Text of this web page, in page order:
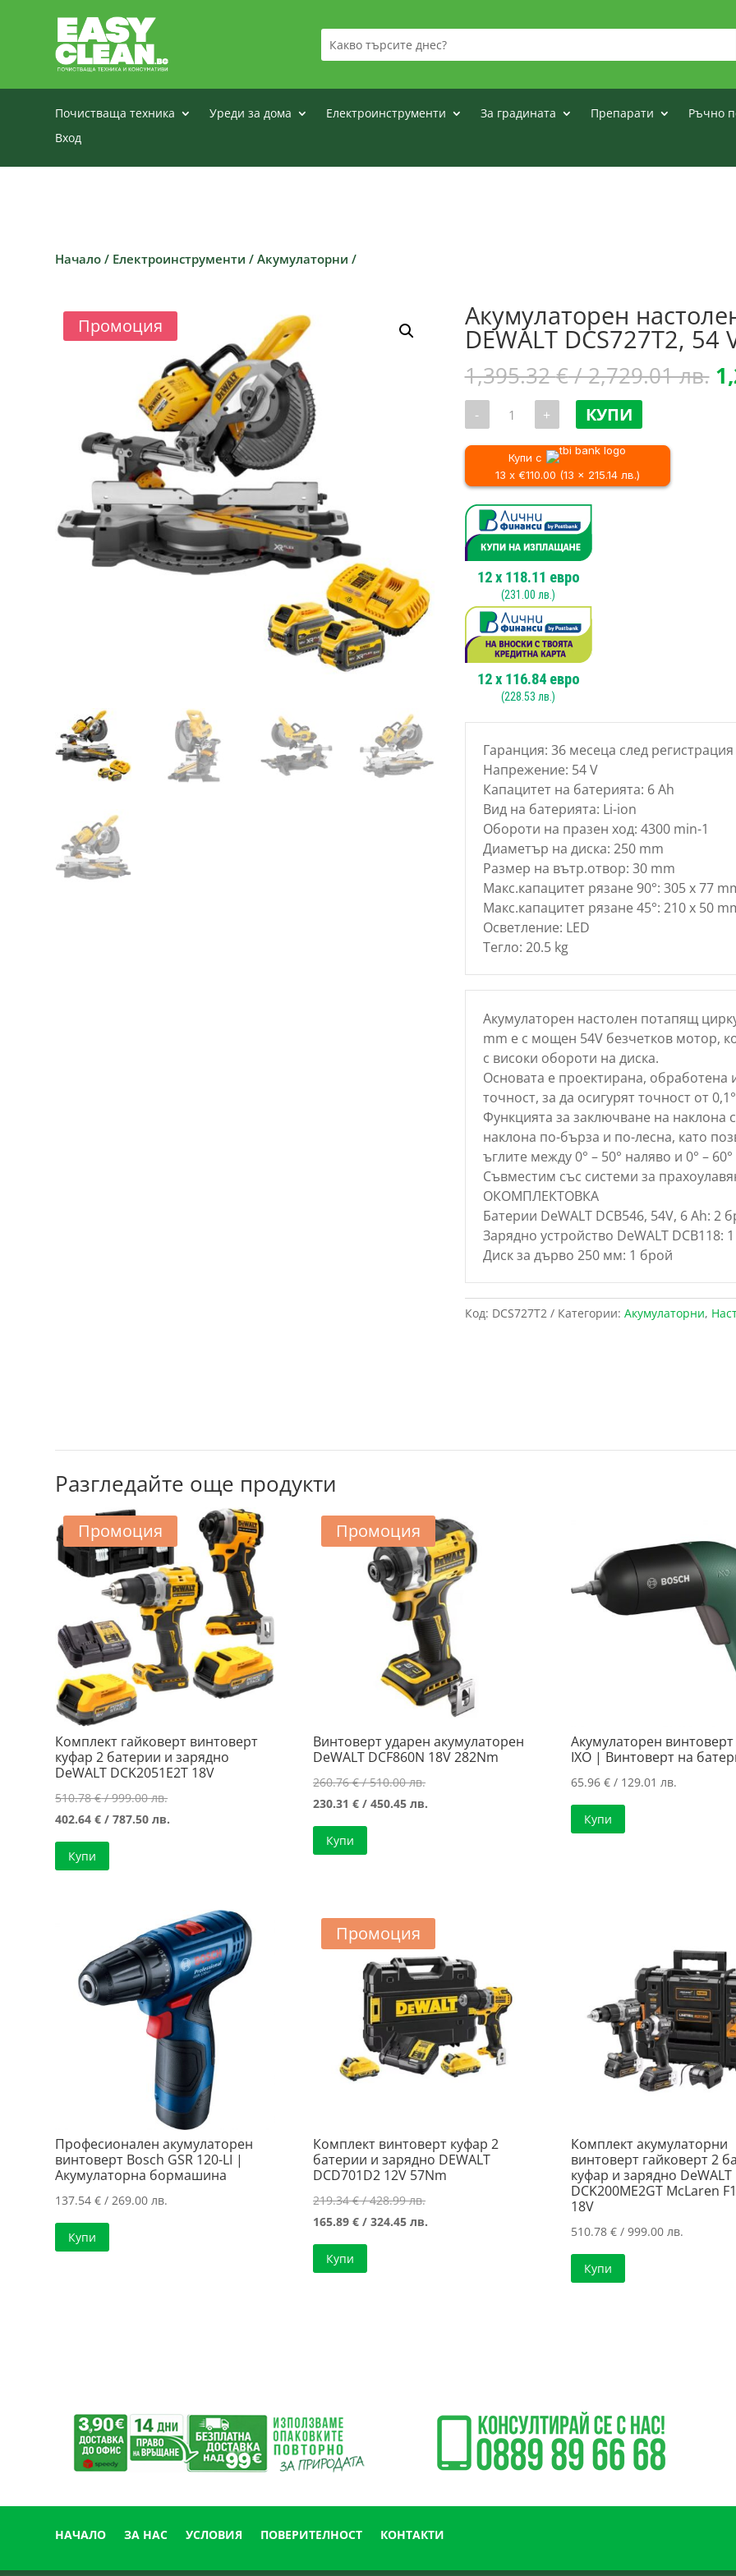
Почистваща техника Уреди за дома Електроинструменти За градината Препарати Ръчно
Вход
Начало / Електроинструменти /Акумулаторни /
Промоция Акумулаторен
DEWALT DCS727T2, 54
1,395.32€/ 2,729.01 лв.
- количество
Акумулаторен
настолен
потапящ
циркуляр
DEWALT
54
V,
250
mm
+ КУПИ
Купи с
13 x €110.00 (13 x 215.14 лв.)
12x 118.11 евро
(231.00 лв.)
12x 116.84евро
(228.53 лв.)
Гаранция: 36 месеца след
Напрежение: 54 V
Капацитет на батерията: 6 Ah
Вид на батерията: Li-ion
Обороти на празен ход: 4300 min-1
Диаметър на диска: 250 mm
Размер на вътр.отвор: 30 mm
Макс.капацитет рязане 90°: 305 x 77
Макс.капацитет рязане 45°: 210 x 50
Осветление: LED
Тегло: 20.5 kg
Акумулаторен настолен потапящ
mm е с мощен 54V безчетков мотор,
с високи обороти на диска.
Основата е проектирана, обработена
точност, за да осигурят точност от
Функцията за заключване на наклона
наклона по-бърза и по-лесна, като
ъглите между 0° – 50° наляво и 0° –
Съвместим със системи за
ОКОМПЛЕКТОВКА
Батерии DeWALT DCB546, 54V, 6 Ah: 2
Зарядно устройство DeWALT DCB118:
Диск за дърво 250 мм: 1 брой
Код: DCS727T2 Категории: Акумулаторни,
Разгледайте още продукти
Промоция
Комплект гайковерт винтоверт
куфар 2 батерии и зарядно
DeWALT DCK2051E2T 18V
510.78€/ 999.00 лв.Original
price
402.64€ / 787.50 лв.
787.50 лв..
Купи
Промоция
Винтоверт ударен акумулаторен
DeWALT DCF860N 18V 282Nm
260.76€/ 510.00 лв.Original
price
230.31€ / 450.45 лв.
Купи
Акумулаторен
IXO | Винтоверт на
65.96 €/ 129.01 лв.
Купи
Професионален акумулаторен
винтоверт Bosch GSR 120-LI |
Акумулаторна бормашина
137.54€ / 269.00 лв.
Купи
Промоция
Комплект винтоверт куфар 2
батерии и зарядно DEWALT
DCD701D2 12V 57Nm
219.34€/ 428.99 лв.Original
price
165.89€ / 324.45 лв.
Купи
Комплект акумулаторни
винтоверт гайковерт 2
куфар и зарядно DeWALT
DCK200ME2GT McLaren
18V
510.78 €/ 999.00 лв.
Купи
НАЧАЛО ЗА НАС УСЛОВИЯ ПОВЕРИТЕЛНОСТ КОНТАКТИ